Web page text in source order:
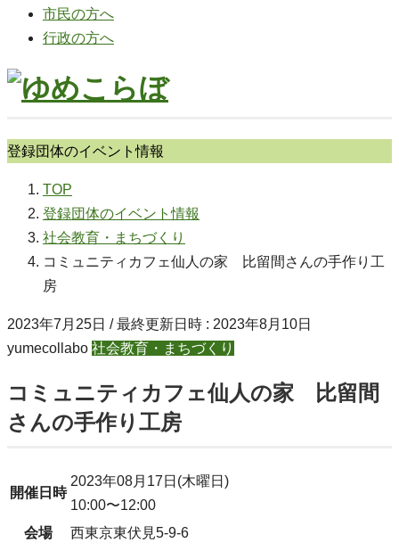
市民の方へ
行政の方へ
登録団体のイベント情報
TOP
登録団体のイベント情報
社会教育・まちづくり
コミュニティカフェ仙人の家 比留間さんの手作り工
房
2023年7月25日 / 最終更新日時 : 2023年8月10日
yumecollabo 社会教育・まちづくり
コミュニティカフェ仙人の家 比留間
さんの手作り工房
開催日時
2023年08月17日(木曜日)
10:00〜12:00
会場
西東京東伏見5-9-6